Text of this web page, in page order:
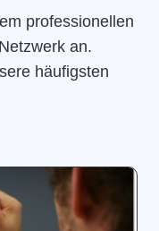
professionellen
an.
häufigsten